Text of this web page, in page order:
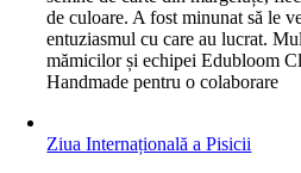
de culoare. A fost minunat să le
entuziasmul cu care au lucrat.
mămicilor și echipei Edubloom
Handmade pentru o colaborare
Ziua Internațională a Pisicii